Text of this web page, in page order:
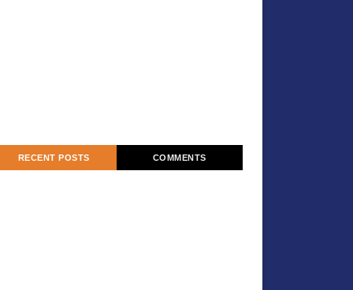
RECENT POSTS COMMENTS